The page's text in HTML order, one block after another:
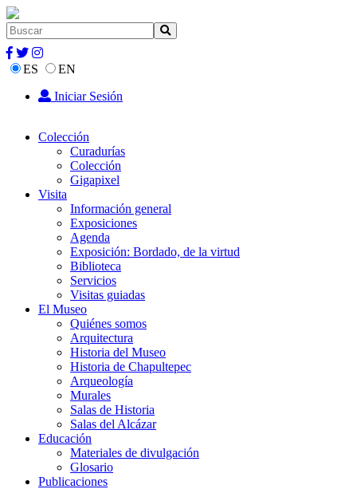
ES
EN
Iniciar Sesión
Colección
Curadurías
Colección
Gigapixel
Visita
Información general
Exposiciones
Agenda
Exposición: Bordado, de la virtud
Biblioteca
Servicios
Visitas guiadas
El Museo
Quiénes somos
Arquitectura
Historia del Museo
Historia de Chapultepec
Arqueología
Murales
Salas de Historia
Salas del Alcázar
Educación
Materiales de divulgación
Glosario
Publicaciones